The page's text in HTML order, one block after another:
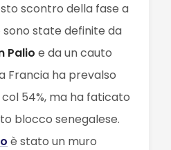
scontro della fase a
sono state definite da
Palio e da un cauto
Francia ha prevalso
54%, ma ha faticato
blocco senegalese.
è stato un muro